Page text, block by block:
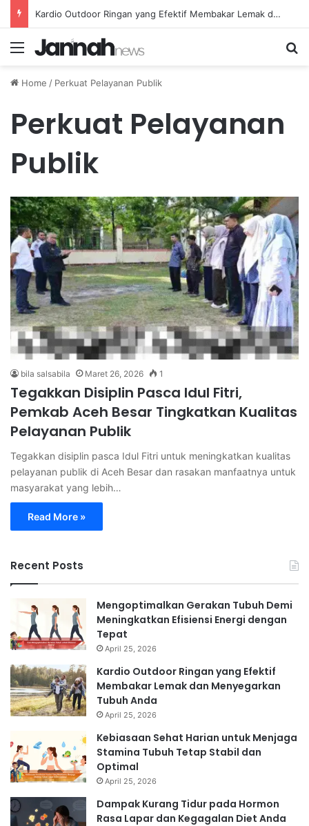
Kardio Outdoor Ringan yang Efektif Membakar Lemak dan Menyegarkan Tubuh Anda
Menu
Home / Perkuat Pelayanan Publik
Perkuat Pelayanan
Publik
bila salsabila Maret 26, 2026 1
Tegakkan Disiplin Pasca Idul Fitri,
Pemkab Aceh Besar Tingkatkan Kualitas
Pelayanan Publik
Tegakkan disiplin pasca Idul Fitri untuk meningkatkan kualitas
pelayanan publik di Aceh Besar dan rasakan manfaatnya untuk
masyarakat yang lebih…
Read More »
Recent Posts
Mengoptimalkan Gerakan Tubuh Demi
Meningkatkan Efisiensi Energi dengan
Tepat
April 25, 2026
Kardio Outdoor Ringan yang Efektif
Membakar Lemak dan Menyegarkan
Tubuh Anda
April 25, 2026
Kebiasaan Sehat Harian untuk Menjaga
Stamina Tubuh Tetap Stabil dan
Optimal
April 25, 2026
Dampak Kurang Tidur pada Hormon
Rasa Lapar dan Kegagalan Diet Anda